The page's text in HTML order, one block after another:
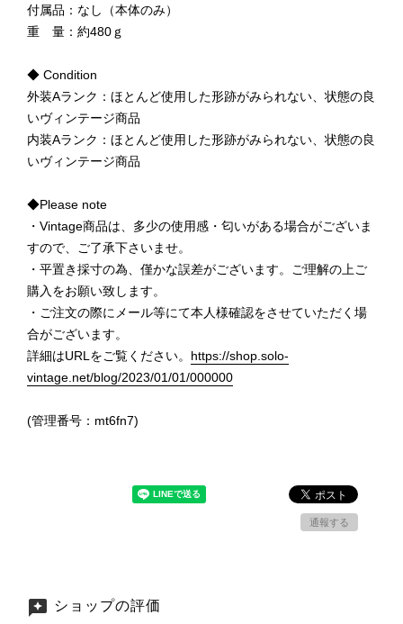
付属品：なし（本体のみ）
重 量：約480ｇ
◆ Condition
外装Aランク：ほとんど使用した形跡がみられない、状態の良
いヴィンテージ商品
内装Aランク：ほとんど使用した形跡がみられない、状態の良
いヴィンテージ商品
◆Please note
・Vintage商品は、多少の使用感・匂いがある場合がございま
すので、ご了承下さいませ。
・平置き採寸の為、僅かな誤差がございます。ご理解の上ご
購入をお願い致します。
・ご注文の際にメール等にて本人様確認をさせていただく場
合がございます。
詳細はURLをご覧ください。 https://shop.solo-
vintage.net/blog/2023/01/01/000000
(管理番号：mt6fn7)
通報する
ショップの評価